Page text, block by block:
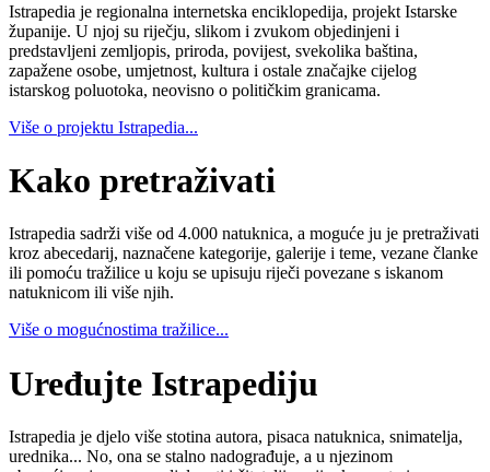
Istrapedia je regionalna internetska enciklopedija, projekt Istarske
županije. U njoj su riječju, slikom i zvukom objedinjeni i
predstavljeni zemljopis, priroda, povijest, svekolika baština,
zapažene osobe, umjetnost, kultura i ostale značajke cijelog
istarskog poluotoka, neovisno o političkim granicama.
Više o projektu Istrapedia...
Kako pretraživati
Istrapedia sadrži više od 4.000 natuknica, a moguće ju je pretraživati
kroz abecedarij, naznačene kategorije, galerije i teme, vezane članke
ili pomoću tražilice u koju se upisuju riječi povezane s iskanom
natuknicom ili više njih.
Više o mogućnostima tražilice...
Uređujte Istrapediju
Istrapedia je djelo više stotina autora, pisaca natuknica, snimatelja,
urednika... No, ona se stalno nadograđuje, a u njezinom